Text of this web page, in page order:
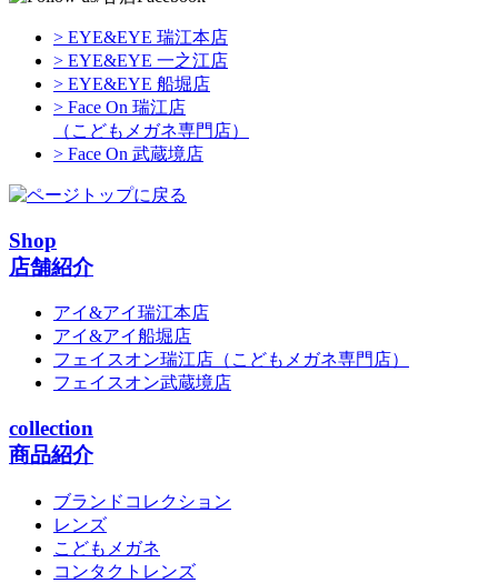
> EYE&EYE 瑞江本店
> EYE&EYE 一之江店
> EYE&EYE 船堀店
> Face On 瑞江店
（こどもメガネ専門店）
> Face On 武蔵境店
Shop
店舗紹介
アイ&アイ瑞江本店
アイ&アイ船堀店
フェイスオン瑞江店 （こどもメガネ専門店）
フェイスオン武蔵境店
collection
商品紹介
ブランドコレクション
レンズ
こどもメガネ
コンタクトレンズ